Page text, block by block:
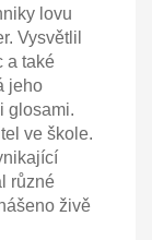
lovu
Vysvětlil
a také
jeho
glosami.
ve škole.
různé
živě